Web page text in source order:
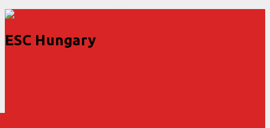
ESC Hungary